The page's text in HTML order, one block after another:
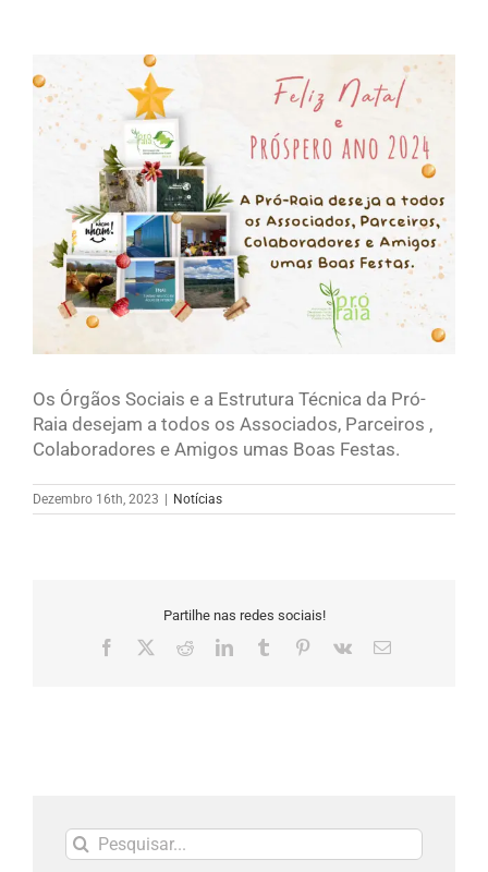
View
Larger
Image
Os Órgãos Sociais e a Estrutura Técnica da Pró-
Raia desejam a todos os Associados, Parceiros ,
Colaboradores e Amigos umas Boas Festas.
Dezembro 16th, 2023 Notícias
Partilhe nas redes sociais!
Facebook RedditLinkedInTumblr Pinterest
Vk
Email
Pesquisar